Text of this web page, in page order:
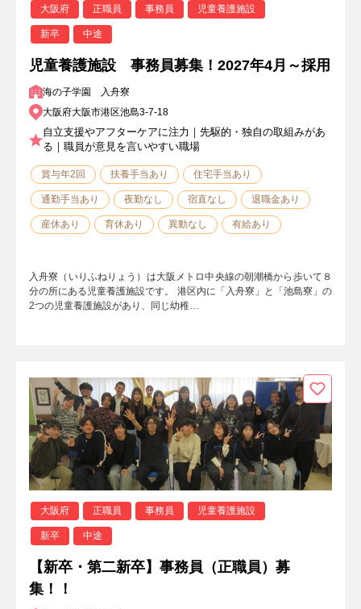
大阪府 正職員 事務員 児童養護施設
新卒 中途
児童養護施設 事務員募集！2027年4月～採用
海の子学園 入舟寮
大阪府大阪市港区池島3-7-18
自立支援やアフターケアに注力｜先駆的・独自の取組みがあ
る｜職員が意見を言いやすい職場
賞与年2回 扶養手当あり 住宅手当あり
通勤手当あり 夜勤なし 宿直なし 退職金あり
産休あり 育休あり 異動なし 有給あり
入舟寮（いりふねりょう）は大阪メトロ中央線の朝潮橋から歩いて８
分の所にある児童養護施設です。 港区内に「入舟寮」と「池島寮」の
2つの児童養護施設があり、同じ幼稚…
大阪府 正職員 事務員 児童養護施設
新卒 中途
【新卒・第二新卒】事務員（正職員）募
集！！